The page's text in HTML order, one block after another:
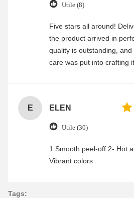
Utile (8)
Five stars all around!
the product arrived in
quality is outstanding,
care was put into crafting
E ELEN
Utile (30)
1.Smooth peel-off 2- Hot
Vibrant colors
Tags: